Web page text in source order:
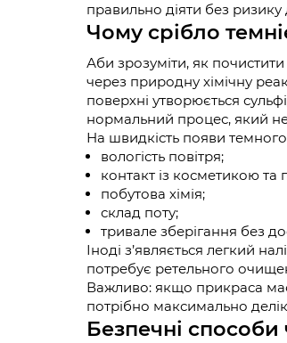
правильно діяти без
Чому срібло
Аби зрозуміти, як
через природну хімічну
поверхні утворюється
нормальний процес, який не
На швидкість появи
вологість повітря;
контакт із косметикою
побутова хімія;
склад поту;
тривале зберігання без
Іноді з’являється легкий
потребує ретельного
Важливо: якщо прикраса
потрібно максимально
Безпечні